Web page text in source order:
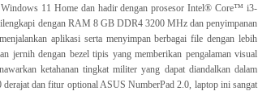
11 Home dan hadir dengan prosesor Intel® Core™ i3-
dengan RAM 8 GB DDR4 3200 MHz dan penyimpanan
aplikasi serta menyimpan berbagai file dengan lebih
jernih dengan bezel tipis yang memberikan pengalaman visual
ketahanan tingkat militer yang dapat diandalkan dalam
dan fitur optional ASUS NumberPad 2.0, laptop ini sangat